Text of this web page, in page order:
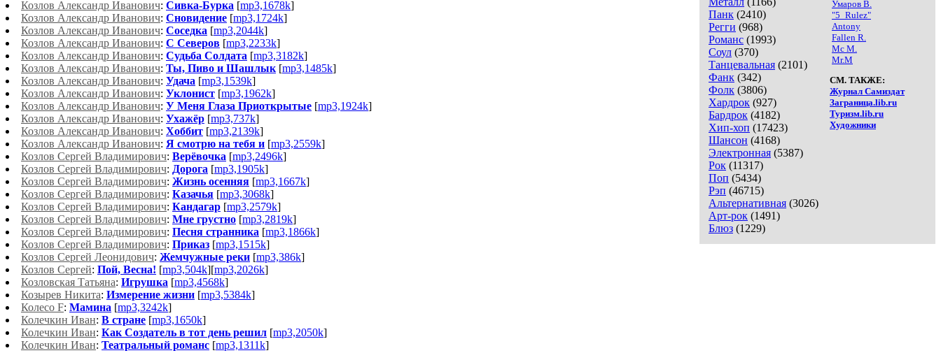
Панк (2410)
Регги (968)
Романс (1993)
Соул (370)
Танцевальная (2101)
Фанк (342)
Фолк (3806)
Хардрок (927)
Бардрок (4182)
Хип-хоп (17423)
Шансон (4168)
Электронная (5387)
Рок (11317)
Поп (5434)
Рэп (46715)
Альтернативная (3026)
Арт-рок (1491)
Блюз (1229)
Умаров В.
"5_Rulez"
Antony
Fallen R.
Mc M.
Mr.M
СМ. ТАКЖЕ:
Журнал Самиздат
Заграница.lib.ru
Туризм.lib.ru
Художники
Козлов Александр Иванович: Сивка-Бурка [mp3,1678k]
Козлов Александр Иванович: Сновидение [mp3,1724k]
Козлов Александр Иванович: Соседка [mp3,2044k]
Козлов Александр Иванович: С Северов [mp3,2233k]
Козлов Александр Иванович: Судьба Солдата [mp3,3182k]
Козлов Александр Иванович: Ты, Пиво и Шашлык[mp3,1485k]
Козлов Александр Иванович: Удача [mp3,1539k]
Козлов Александр Иванович: Уклонист [mp3,1962k]
Козлов Александр Иванович: У Меня Глаза Приоткрытые [mp3,1924k]
Козлов Александр Иванович: Ухажёр [mp3,737k]
Козлов Александр Иванович: Хоббит [mp3,2139k]
Козлов Александр Иванович: Я смотрю на тебя и [mp3,2559k]
Козлов Сергей Владимирович: Верёвочка [mp3,2496k]
Козлов Сергей Владимирович: Дорога [mp3,1905k]
Козлов Сергей Владимирович: Жизнь осенняя [mp3,1667k]
Козлов Сергей Владимирович: Казачья [mp3,3068k]
Козлов Сергей Владимирович: Кандагар [mp3,2579k]
Козлов Сергей Владимирович: Мне грустно [mp3,2819k]
Козлов Сергей Владимирович: Песня странника [mp3,1866k]
Козлов Сергей Владимирович: Приказ [mp3,1515k]
Козлов Сергей Леонидович: Жемчужные реки [mp3,386k]
Козлов Сергей: Пой, Весна! [mp3,504k][mp3,2026k]
Козловская Татьяна: Игрушка [mp3,4568k]
Козырев Никита: Измерение жизни [mp3,5384k]
Колесо F: Мамина [mp3,3242k]
Колечкин Иван: В стране [mp3,1650k]
Колечкин Иван: Как Создатель в тот день решил [mp3,2050k]
Колечкин Иван: Театральный романс [mp3,1311k]